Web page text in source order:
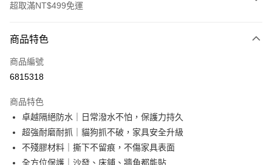
超取滿NT$499免運
信用卡一次付款
超商取貨付款
Apple Pay
街口支付
悠遊付
商品特色
商品編號
6815318
商品特色
卓越隔絕防水｜日常潑水不怕，保護力持久
超強耐磨耐抓｜貓狗抓不破，家具安全升級
不殘膠材料｜撕下不留痕，不傷家具表面
全方位保護｜沙發、床鋪、牆角都能貼